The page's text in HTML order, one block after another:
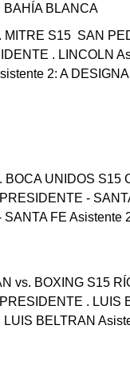
BAHÍA BLANCA
MITRE S15 SAN
. LINCOLN
2: A
BOCA UNIDOS S15
-
FE Asistente
vs. BOXING S15
. LUIS
BELTRAN